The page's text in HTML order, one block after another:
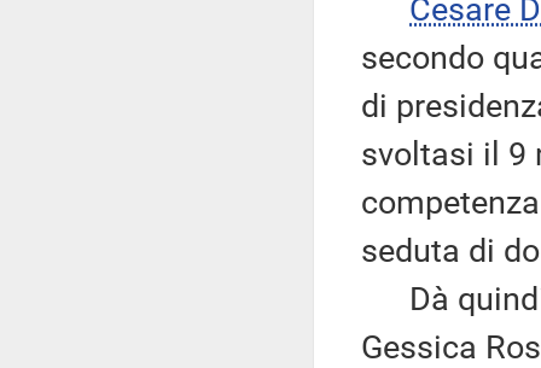
Cesare
secondo
di
svoltasi il 9
seduta di
Dà quindi
Gessica